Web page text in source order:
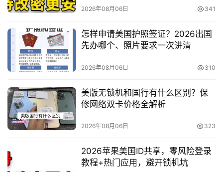
2026年08月06日 341
怎样申请美国护照签证？2026出国
先办哪个、照片要求一次讲清
2026年08月06日 310
美版无锁机和国行有什么区别？保
修网络双卡价格全解析
2026年08月06日 323
2026苹果美国ID共享，零风险登录
教程+热门应用，避开锁机坑